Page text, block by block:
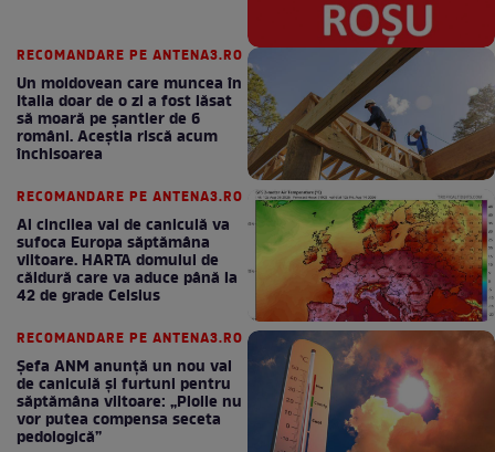
RECOMANDARE PE ANTENA3.RO
Un moldovean care muncea în
Italia doar de o zi a fost lăsat
să moară pe şantier de 6
români. Aceștia riscă acum
închisoarea
RECOMANDARE PE ANTENA3.RO
Al cincilea val de caniculă va
sufoca Europa săptămâna
viitoare. HARTA domului de
căldură care va aduce până la
42 de grade Celsius
RECOMANDARE PE ANTENA3.RO
Șefa ANM anunță un nou val
de caniculă și furtuni pentru
săptămâna viitoare: „Ploile nu
vor putea compensa seceta
pedologică”